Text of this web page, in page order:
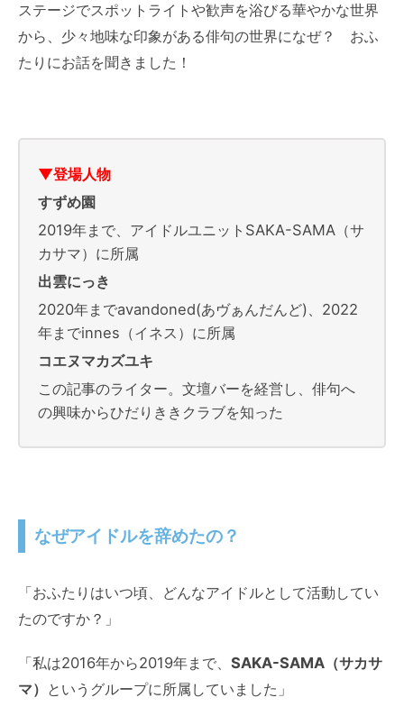
ステージでスポットライトや歓声を浴びる華やかな世界
から、少々地味な印象がある俳句の世界になぜ？ おふ
たりにお話を聞きました！
▼登場人物
すずめ園
2019年まで、アイドルユニットSAKA-SAMA（サ
カサマ）に所属
出雲にっき
2020年までavandoned(あヴぁんだんど)、2022
年までinnes（イネス）に所属
コエヌマカズユキ
この記事のライター。文壇バーを経営し、俳句へ
の興味からひだりききクラブを知った
なぜアイドルを辞めたの？
「おふたりはいつ頃、どんなアイドルとして活動してい
たのですか？」
「私は2016年から2019年まで、 SAKA-SAMA（サカサ
マ） というグループに所属していました」